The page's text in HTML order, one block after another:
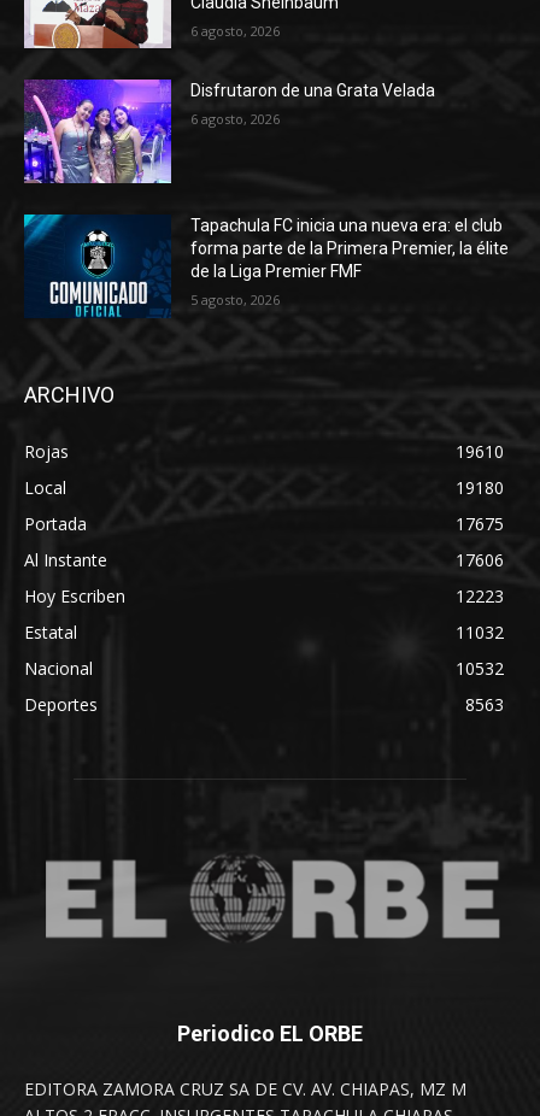
6 agosto, 2026
Disfrutaron de una Grata Velada
6 agosto, 2026
Tapachula FC inicia una nueva era: el club
forma parte de la Primera Premier, la élite
de la Liga Premier FMF
5 agosto, 2026
ARCHIVO
Rojas
19610
Local
19180
Portada
17675
Al Instante
17606
Hoy Escriben
12223
Estatal
11032
Nacional
10532
Deportes
8563
Periodico EL ORBE
EDITORA ZAMORA CRUZ SA DE CV. AV. CHIAPAS, MZ M